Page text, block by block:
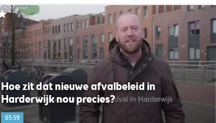
Hoe zit dat nieuwe afvalbeleid in
Harderwijk nou precies?
05:59